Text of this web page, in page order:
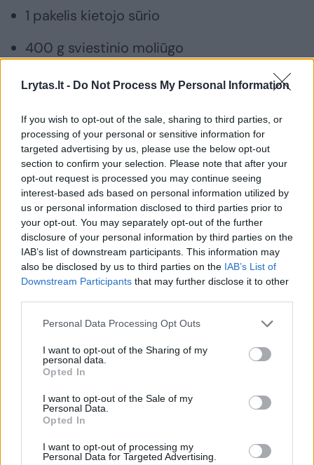
Lrytas.lt - Do Not Process My Personal Information
If you wish to opt-out of the sale, sharing to third parties, or
processing of your personal or sensitive information for
targeted advertising by us, please use the below opt-out
section to confirm your selection. Please note that after your
opt-out request is processed you may continue seeing
interest-based ads based on personal information utilized by
us or personal information disclosed to third parties prior to
your opt-out. You may separately opt-out of the further
disclosure of your personal information by third parties on the
IAB’s list of downstream participants. This information may
also be disclosed by us to third parties on the IAB’s List of
Downstream Participants that may further disclose it to other
Personal Data Processing Opt Outs
I want to opt-out of the Sharing of my
personal data.
Opted In
I want to opt-out of the Sale of my
Personal Data.
Opted In
I want to opt-out of processing my
Personal Data for Targeted Advertising.
1 pakelis kietojo sūrio
400 g sviestinio moliūgo
2 morkos
1 didelis svogūnas
30 g džiovintų spanguolių
30 g saulėgrąžų branduolių
4 skiltelės česnako
ryšulėlis petražolių
taip pat: kepimo aliejus, raudonėliai,
supjaustome 2 cm dydžio kubeliais. Morkas
nuskutame ir supjaustome plonais
griežinėliais. Daržoves sudedame į puodą,